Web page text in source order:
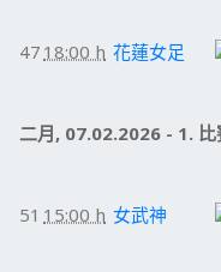
47 18:00 h 花蓮女足
二月, 07.02.2026 - 1. 比
51 15:00 h 女武神